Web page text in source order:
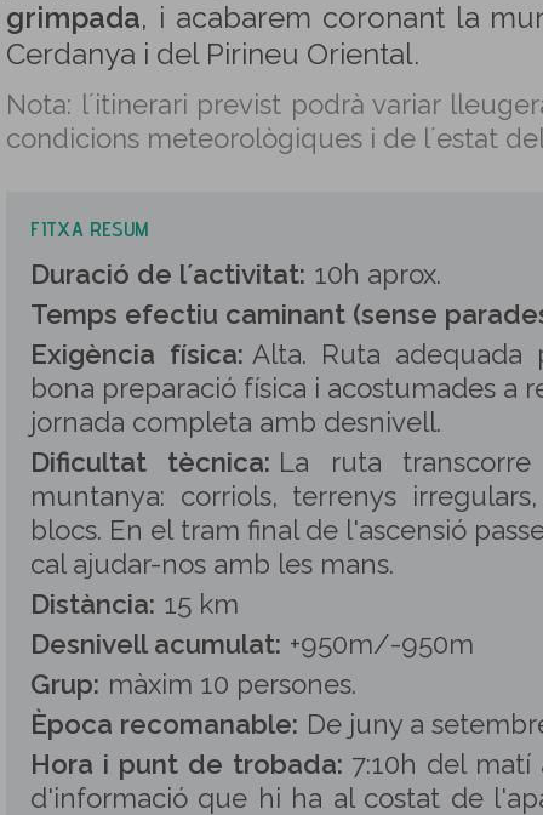
grimpada, i acabarem coronant la
Cerdanya i del Pirineu Oriental.
Nota: l´itinerari previst podrà variar
condicions meteorològiques i de l´estat
FITXA RESUM
Duració de l´activitat: 10h aprox.
Temps efectiu caminant (sense
Exigència física: Alta. Ruta adequada
bona preparació física i acostumades a
jornada completa amb desnivell.
Dificultat tècnica: La ruta
muntanya: corriols, terrenys
blocs. En el tram final de l'ascensió
cal ajudar-nos amb les mans.
Distància: 15 km
Desnivell acumulat: +950m/-950m
Grup: màxim 10 persones.
Època recomanable: De juny a
Hora i punt de trobada: 7:10h del
d'informació que hi ha al costat de